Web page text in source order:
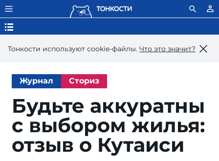
Тонкости используют сookie-файлы. Что это значит?
Журнал Сториз
Будьте аккуратны
с вы­бо­ром жилья:
от­зыв о Кутаиси